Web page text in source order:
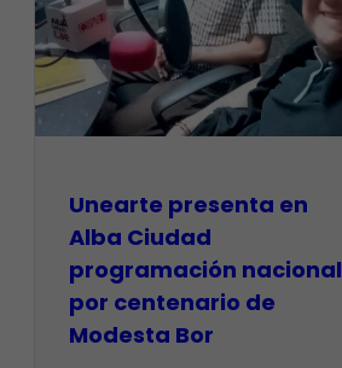
​Unearte presenta en
Alba Ciudad
programación nacional
por centenario de
Modesta Bor